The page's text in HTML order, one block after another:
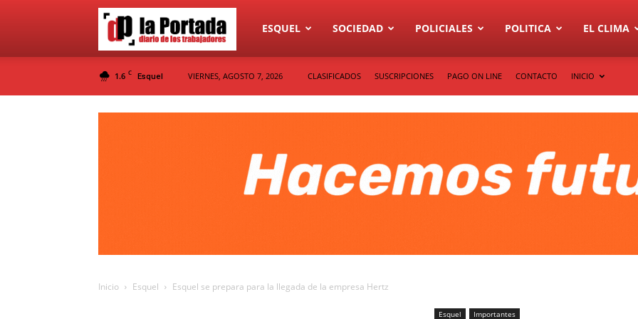
Diario
La
ESQUEL SOCIEDAD POLICIALES POLITICA EL CLIMA
1.6 C Esquel VIERNES, AGOSTO 7, 2026 CLASIFICADOS SUSCRIPCIONES PAGO ON LINE CONTACTO INICIO
Inicio Esquel Esquel se prepara para la llegada de la empresa Hertz
Esquel Importantes